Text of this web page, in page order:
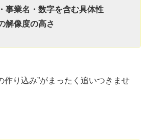
事業名・数字を含む具体性
解像度の高さ
作り込み”がまったく追いつきませ